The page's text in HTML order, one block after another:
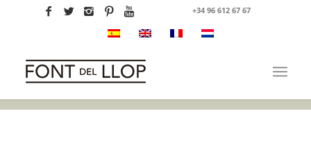
+34 96 612 67 67